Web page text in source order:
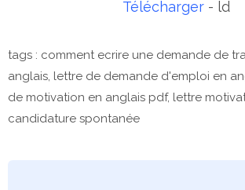
Télécharger- ld
tags : comment ecrire une demande de
anglais, lettre de demande d'emploi en
de motivation en anglais pdf, lettre
candidature spontanée